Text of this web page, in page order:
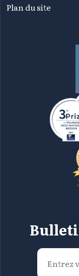
Plan du site